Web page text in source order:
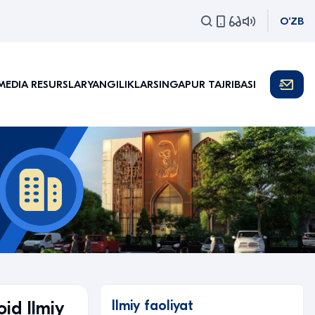
O‘ZB
RESURSLARYANGILIKLARSINGAPUR TAJRIBASI
Ilmiy Ilmiy faoliyat